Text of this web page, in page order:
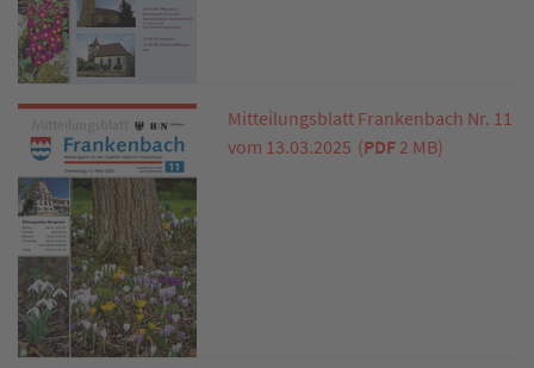
Mitteilungsblatt Frankenbach Nr. 11
vom 13.03.2025 (PDF 2 MB)